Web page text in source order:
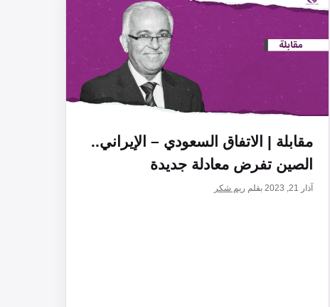
مقابلة | الاتفاق السعودي – الإيراني..
الصين تفرض معادلة جديدة
آذار 21, 2023 بقلم ريم شكر